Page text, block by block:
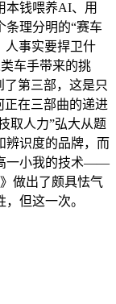
本钱喂养AI、用
条理分明的“赛车
人事实要捍卫什
车手带来的挑
了第三部，这是只
正在三部曲的递进
取人力”弘大从题
辨识度的品牌，而
一小我的技术——
做出了颇具怯气
但这一次。